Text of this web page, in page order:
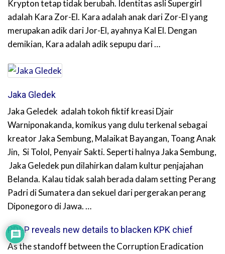
Krypton tetap tidak berubah. Identitas asli Supergirl
adalah Kara Zor-El. Kara adalah anak dari Zor-El yang
merupakan adik dari Jor-El, ayahnya Kal El. Dengan
demikian, Kara adalah adik sepupu dari …
Jaka Gledek
Jaka Geledek adalah tokoh fiktif kreasi Djair
Warniponakanda, komikus yang dulu terkenal sebagai
kreator Jaka Sembung, Malaikat Bayangan, Toang Anak
Jin, Si Tolol, Penyair Sakti. Seperti halnya Jaka Sembung,
Jaka Geledek pun dilahirkan dalam kultur penjajahan
Belanda. Kalau tidak salah berada dalam setting Perang
Padri di Sumatera dan sekuel dari pergerakan perang
Diponegoro di Jawa. …
PDI-P reveals new details to blacken KPK chief
As the standoff between the Corruption Eradication